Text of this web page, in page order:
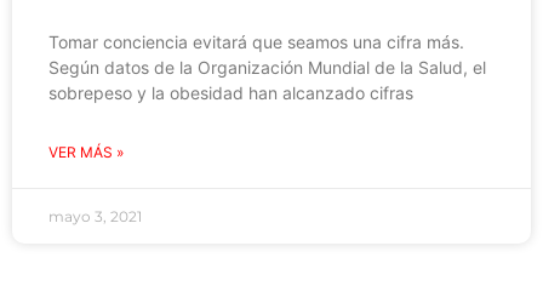
Tomar conciencia evitará que seamos una cifra más.
Según datos de la Organización Mundial de la Salud, el
sobrepeso y la obesidad han alcanzado cifras
VER MÁS »
mayo 3, 2021